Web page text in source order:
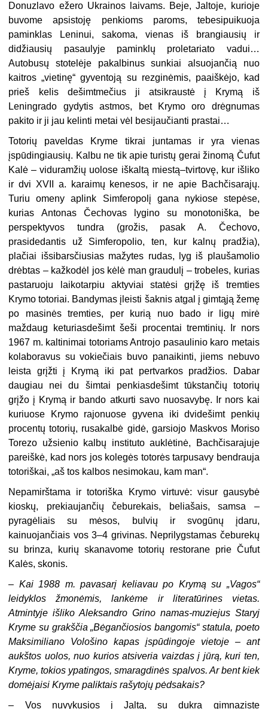
Donuzlavo ežero Uk­rainos laivams. Beje, Jaltoje, kurioje
buvome apsistoję penkioms paroms, tebesipuikuoja
paminklas Leninui, sakoma, vienas iš brangiausių ir
didžiausių pasau­lyje paminklų proletariato vadui…
Autobusų stotelėje pakalbinus sunkiai alsuo­jančią nuo
kaitros „vietinę“ gyventoją su rezginėmis, paaiškėjo, kad
prieš kelis dešimtmečius ji atsikraustė į Krymą iš
Leningrado gydytis astmos, bet Krymo oro drėgnumas
pakito ir ji jau kelinti metai vėl besijaučianti prastai…
Totorių paveldas Kryme tikrai juntamas ir yra vienas
įspūdingiausių. Kalbu ne tik apie turistų gerai žinomą Čufut
Kalė – viduramžių uolose iškaltą miestą–tvirtovę, kur išliko
ir dvi XVII a. karaimų kenesos, ir ne apie Bachčisarajų.
Turiu omeny aplink Simferopolį gana nykiose stepėse,
kurias Antonas Čechovas lygino su monotoniška, be
perspektyvos tundra (grožis, pasak A. Čechovo,
prasidedantis už Simferopolio, ten, kur kalnų pradžia),
plačiai išsibarsčiusias mažytes rudas, lyg iš plaušamolio
drėbtas – kažkodėl jos kėlė man graudulį – trobeles, kurias
pastaruoju laikotarpiu aktyviai statėsi grįžę iš tremties
Krymo totoriai. Bandymas įleisti šaknis atgal į gimtąją žemę
po masinės tremties, per kurią nuo bado ir ligų mirė
maždaug keturiasdešimt šeši procentai tremtinių. Ir nors
1967 m. kaltinimai totoriams Antrojo pasaulinio karo metais
kolaboravus su vokiečiais buvo panaikinti, jiems nebuvo
leista grįžti į Krymą iki pat pertvarkos pradžios. Dabar
daugiau nei du šimtai penkiasdešimt tūkstančių totorių
grįžo į Krymą ir ban­do atkurti savo nuosavybę. Ir nors kai
kuriuose Krymo rajonuose gyvena iki dvi­dešimt penkių
procentų totorių, rusakalbė gidė, garsiojo Maskvos Moriso
Torezo užsienio kalbų instituto auklėtinė, Bachčisarajuje
pareiškė, kad nors jos kolegės totorės tarpusavy bendrauja
totoriškai, „aš tos kalbos nesimokau, kam man“.
Nepamirštama ir totoriška Krymo virtuvė: visur gausybė
kioskų, prekiau­jančių čeburekais, beliašais, samsa –
pyragėliais su mėsos, bulvių ir svogūnų įdaru,
kainuojančiais vos 3–4 grivinas. Neprilygstamas čeburekų
su brinza, ku­rių skanavome totorių restorane prie Čufut
Kalės, skonis.
– Kai 1988 m. pavasarį keliavau po Krymą su „Vagos“
leidyklos žmonėmis, lankėme ir literatūrines vietas.
Atmintyje išliko Aleksandro Grino namas-muziejus Staryj
Kryme su grakščia „Bėgančiosios ban­gomis“ statula, poeto
Maksimiliano Vološino kapas įspūdingoje vietoje – ant
aukštos uolos, nuo kurios atsiveria vaizdas į jūrą, kuri ten,
Kryme, tokios ypatingos, smaragdinės spalvos. Ar bent kiek
domėjaisi Kryme paliktais rašytojų pėdsakais?
– Vos nuvykusios į Jaltą, su dukra gimnaziste